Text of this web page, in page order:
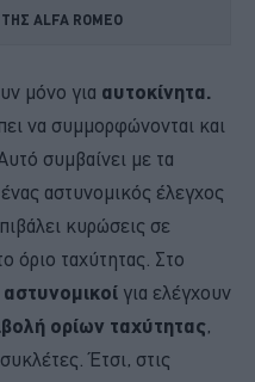
ALFA ROMEO
μόνο για αυτοκίνητα.
να συμμορφώνονται και
συμβαίνει με τα
αστυνομικός έλεγχος
κυρώσεις σε
όριο ταχύτητας. Στο
αστυνομικοί για ελέγχουν
ορίων ταχύτητας,
Έτσι, στις